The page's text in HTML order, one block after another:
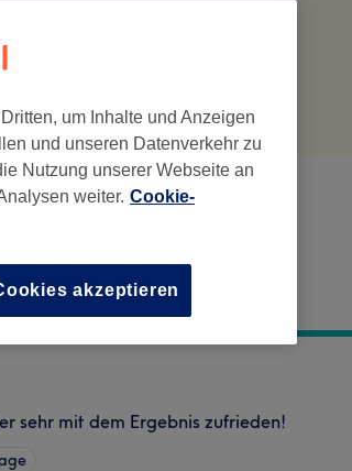
sehr mit dem Ergebnis zufrieden!
um Inhalte und Anzeigen
und unseren Datenverkehr zu
Nutzung unserer Webseite an
weiter. Cookie-
akzeptieren